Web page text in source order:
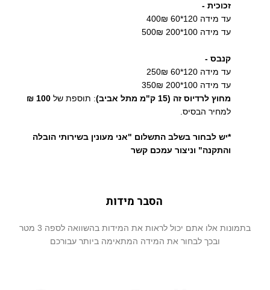
זכוכית -
עד מידה 120*60 400₪
עד מידה 100*200 500₪
קנבס -
עד מידה 120*60 250₪
עד מידה 100*200 350₪
מחוץ לרדיוס זה (15 ק"מ מתל אביב)
: תוספת של 100 ₪
למחיר הבסיס.
*יש לבחור בשלב התשלום "אני מעונין בשירותי הובלה
והתקנה" וניצור עמכם קשר
הסבר מידות
בתמונות אלו אתם יכול לראות את המידות בהשוואה לספה 3 מטר
ובכך לבחור את המידה המתאימה ביותר עבורכם